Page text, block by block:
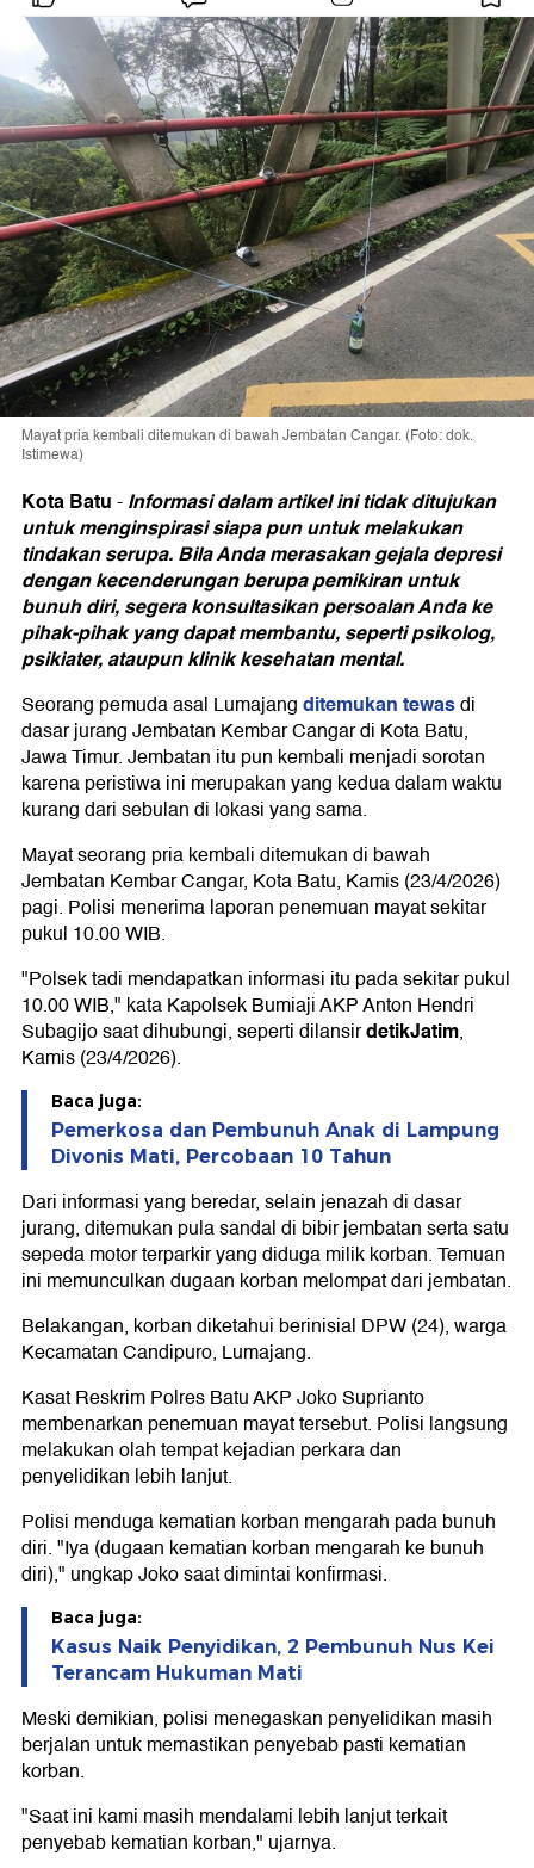
Mayat pria kembali ditemukan di bawah Jembatan Cangar. (Foto: dok.
Istimewa)
Kota Batu-Informasi dalam artikel ini tidak ditujukan
untuk menginspirasi siapa pun untuk melakukan
tindakan serupa. Bila Anda merasakan gejala depresi
dengan kecenderungan berupa pemikiran untuk
bunuh diri, segera konsultasikan persoalan Anda ke
pihak-pihak yang dapat membantu, seperti psikolog,
psikiater, ataupun klinik kesehatan mental.
Seorang pemuda asal Lumajangditemukan tewasdi
dasar jurang Jembatan Kembar Cangar di Kota Batu,
Jawa Timur. Jembatan itu pun kembali menjadi sorotan
karena peristiwa ini merupakan yang kedua dalam waktu
kurang dari sebulan di lokasi yang sama.
Mayat seorang pria kembali ditemukan di bawah
Jembatan Kembar Cangar, Kota Batu, Kamis (23/4/2026)
pagi. Polisi menerima laporan penemuan mayat sekitar
pukul 10.00 WIB.
"Polsek tadi mendapatkan informasi itu pada sekitar pukul
10.00 WIB," kata Kapolsek Bumiaji AKP Anton Hendri
Subagijo saat dihubungi, seperti dilansirdetikJatim,
Kamis (23/4/2026).
Baca juga:
Pemerkosa dan Pembunuh Anak di Lampung
Divonis Mati, Percobaan 10 Tahun
Dari informasi yang beredar, selain jenazah di dasar
jurang, ditemukan pula sandal di bibir jembatan serta satu
sepeda motor terparkir yang diduga milik korban. Temuan
ini memunculkan dugaan korban melompat dari jembatan.
Belakangan, korban diketahui berinisial DPW (24), warga
Kecamatan Candipuro, Lumajang.
Kasat Reskrim Polres Batu AKP Joko Suprianto
membenarkan penemuan mayat tersebut. Polisi langsung
melakukan olah tempat kejadian perkara dan
penyelidikan lebih lanjut.
Polisi menduga kematian korban mengarah pada bunuh
diri. "Iya (dugaan kematian korban mengarah ke bunuh
diri)," ungkap Joko saat dimintai konfirmasi.
Baca juga:
Kasus Naik Penyidikan, 2 Pembunuh Nus Kei
Terancam Hukuman Mati
Meski demikian, polisi menegaskan penyelidikan masih
berjalan untuk memastikan penyebab pasti kematian
korban.
"Saat ini kami masih mendalami lebih lanjut terkait
penyebab kematian korban," ujarnya.